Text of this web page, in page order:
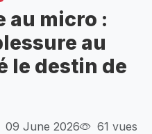
au micro :
au
le destin de
09 June 2026 61 vues